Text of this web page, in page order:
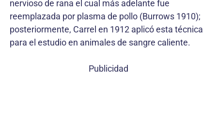
nervioso de rana el cual más adelante fue
reemplazada por plasma de pollo (Burrows 1910);
posteriormente, Carrel en 1912 aplicó esta técnica
para el estudio en animales de sangre caliente.
Publicidad